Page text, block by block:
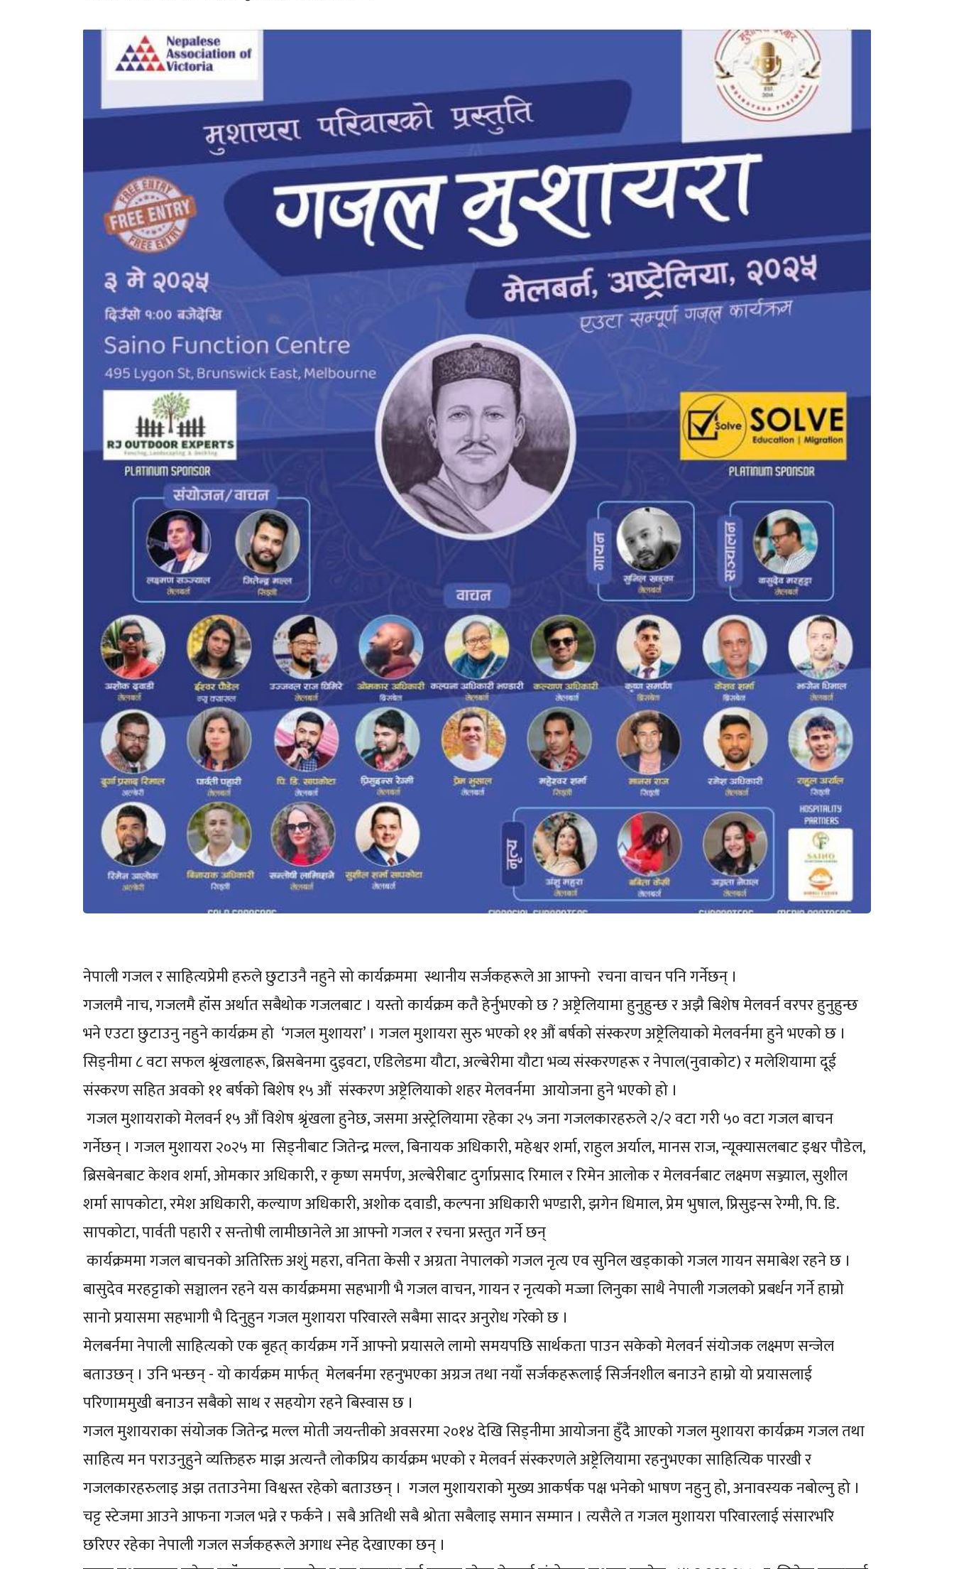
नेपाली गजल र साहित्यप्रेमी हरुले छुटाउनै नहुने सो कार्यक्रममा स्थानीय सर्जकहरूले आ आफ्नो रचना वाचन पनि गर्नेछन् ।
गजलमै नाच, गजलमै हॉंस अर्थात सबैथोक गजलबाट । यस्तो कार्यक्रम कतै हेर्नुभएको छ ? अष्ट्रेलियामा हुनुहुन्छ र अझै बिशेष मेलवर्न वरपर हुनुहुन्छ
भने एउटा छुटाउनु नहुने कार्यक्रम हो ‘गजल मुशायरा’ । गजल मुशायरा सुरु भएको ११ औं बर्षको संस्करण अष्ट्रेलियाको मेलवर्नमा हुने भएको छ ।
सिड्नीमा ८ वटा सफल श्रृंखलाहरू, ब्रिसबेनमा दुइवटा, एडिलेडमा यौटा, अल्बेरीमा यौटा भव्य संस्करणहरू र नेपाल(नुवाकोट) र मलेशियामा दूई
संस्करण सहित अवको ११ बर्षको बिशेष १५ औं संस्करण अष्ट्रेलियाको शहर मेलवर्नमा आयोजना हुने भएको हो ।
गजल मुशायराको मेलवर्न १५ औं विशेष श्रृंखला हुनेछ, जसमा अस्ट्रेलियामा रहेका २५ जना गजलकारहरुले २/२ वटा गरी ५० वटा गजल बाचन
गर्नेछन् । गजल मुशायरा २०२५ मा सिड्नीबाट जितेन्द्र मल्ल, बिनायक अधिकारी, महेश्वर शर्मा, राहुल अर्याल, मानस राज, न्यूक्यासलबाट इश्वर पौडेल,
ब्रिसबेनबाट केशव शर्मा, ओमकार अधिकारी, र कृष्ण समर्पण, अल्बेरीबाट दुर्गाप्रसाद रिमाल र रिमेन आलोक र मेलवर्नबाट लक्ष्मण सञ्ज्याल, सुशील
शर्मा सापकोटा, रमेश अधिकारी, कल्याण अधिकारी, अशोक दवाडी, कल्पना अधिकारी भण्डारी, झगेन धिमाल, प्रेम भुषाल, प्रिसुइन्स रेग्मी, पि. डि.
सापकोटा, पार्वती पहारी र सन्तोषी लामीछानेले आ आफ्नो गजल र रचना प्रस्तुत गर्ने छन्
कार्यक्रममा गजल बाचनको अतिरिक्त अशुं महरा, वनिता केसी र अग्रता नेपालको गजल नृत्य एव सुनिल खड्काको गजल गायन समाबेश रहने छ ।
बासुदेव मरहट्टाको सञ्चालन रहने यस कार्यक्रममा सहभागी भै गजल वाचन, गायन र नृत्यको मज्जा लिनुका साथै नेपाली गजलको प्रबर्धन गर्ने हाम्रो
सानो प्रयासमा सहभागी भै दिनुहुन गजल मुशायरा परिवारले सबैमा सादर अनुरोध गरेको छ ।
मेलबर्नमा नेपाली साहित्यको एक बृहत् कार्यक्रम गर्ने आफ्नो प्रयासले लामो समयपछि सार्थकता पाउन सकेको मेलवर्न संयोजक लक्ष्मण सन्जेल
बताउछन् । उनि भन्छन् - यो कार्यक्रम मार्फत् मेलबर्नमा रहनुभएका अग्रज तथा नयाँ सर्जकहरूलाई सिर्जनशील बनाउने हाम्रो यो प्रयासलाई
परिणाममुखी बनाउन सबैको साथ र सहयोग रहने बिस्वास छ ।
गजल मुशायराका संयोजक जितेन्द्र मल्ल मोती जयन्तीको अवसरमा २०१४ देखि सिड्नीमा आयोजना हुँदै आएको गजल मुशायरा कार्यक्रम गजल तथा
साहित्य मन पराउनुहुने व्यक्तिहरु माझ अत्यन्तै लोकप्रिय कार्यक्रम भएको र मेलवर्न संस्करणले अष्ट्रेलियामा रहनुभएका साहित्यिक पारखी र
गजलकारहरुलाइ अझ तताउनेमा विश्वस्त रहेको बताउछन् । गजल मुशायराको मुख्य आकर्षक पक्ष भनेको भाषण नहुनु हो, अनावस्यक नबोल्नु हो ।
चट्ट स्टेजमा आउने आफना गजल भन्ने र फर्कने । सबै अतिथी सबै श्रोता सबैलाइ समान सम्मान । त्यसैले त गजल मुशायरा परिवारलाई संसारभरि
छरिएर रहेका नेपाली गजल सर्जकहरूले अगाध स्नेह देखाएका छन् ।